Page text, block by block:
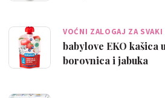
VOĆNI ZALOGAJ ZA
babylove EKO kašica
borovnica i jabuka